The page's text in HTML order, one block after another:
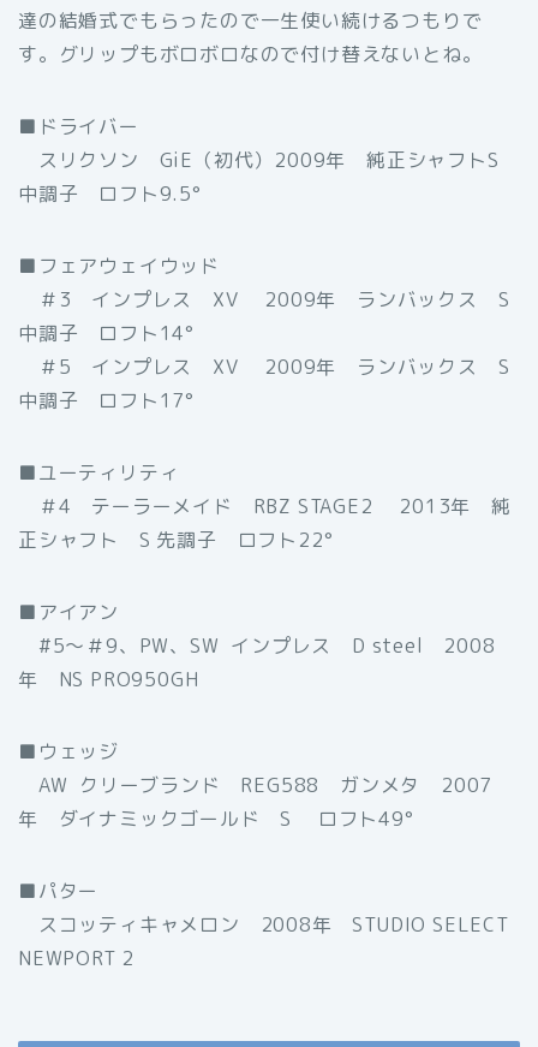
達の結婚式でもらったので一生使い続けるつもりで
す。グリップもボロボロなので付け替えないとね。
■ドライバー
スリクソン GiE（初代）2009年 純正シャフトS
中調子 ロフト9.5°
■フェアウェイウッド
＃3 インプレス XV 2009年 ランバックス S
中調子 ロフト14°
＃5 インプレス XV 2009年 ランバックス S
中調子 ロフト17°
■ユーティリティ
＃4 テーラーメイド RBZ STAGE2 2013年 純
正シャフト S 先調子 ロフト22°
■アイアン
#5〜＃9、PW、SW インプレス D steel 2008
年 NS PRO950GH
■ウェッジ
AW クリーブランド REG588 ガンメタ 2007
年 ダイナミックゴールド S ロフト49°
■パター
スコッティキャメロン 2008年 STUDIO SELECT
NEWPORT 2